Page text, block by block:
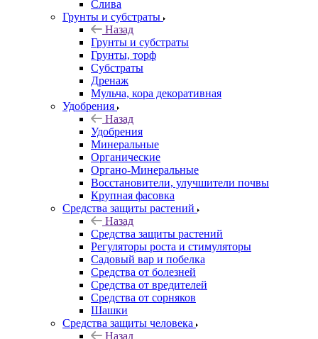
Слива
Грунты и субстраты
Назад
Грунты и субстраты
Грунты, торф
Субстраты
Дренаж
Мульча, кора декоративная
Удобрения
Назад
Удобрения
Минеральные
Органические
Органо-Минеральные
Восстановители, улучшители почвы
Крупная фасовка
Средства защиты растений
Назад
Средства защиты растений
Регуляторы роста и стимуляторы
Садовый вар и побелка
Средства от болезней
Средства от вредителей
Средства от сорняков
Шашки
Средства защиты человека
Назад